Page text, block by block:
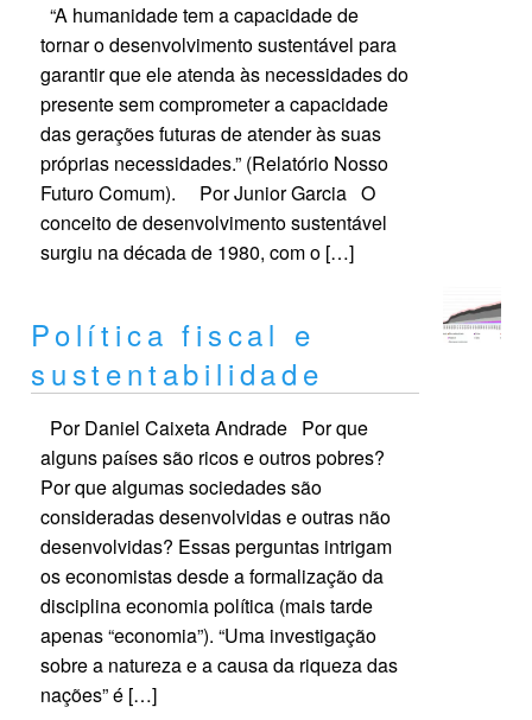
“A humanidade tem a capacidade de
tornar o desenvolvimento sustentável para
garantir que ele atenda às necessidades do
presente sem comprometer a capacidade
das gerações futuras de atender às suas
próprias necessidades.” (Relatório Nosso
Futuro Comum). Por Junior Garcia O
conceito de desenvolvimento sustentável
surgiu na década de 1980, com o […]
Política fiscal e
sustentabilidade
Por Daniel Caixeta Andrade Por que
alguns países são ricos e outros pobres?
Por que algumas sociedades são
consideradas desenvolvidas e outras não
desenvolvidas? Essas perguntas intrigam
os economistas desde a formalização da
disciplina economia política (mais tarde
apenas “economia”). “Uma investigação
sobre a natureza e a causa da riqueza das
nações” é […]